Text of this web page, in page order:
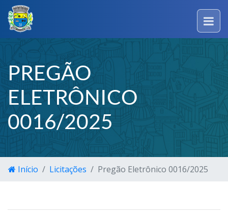
PREGÃO
ELETRÔNICO
0016/2025
Início Licitações Pregão Eletrônico 0016/2025